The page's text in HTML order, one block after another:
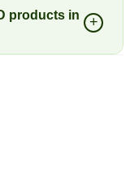
products in
+